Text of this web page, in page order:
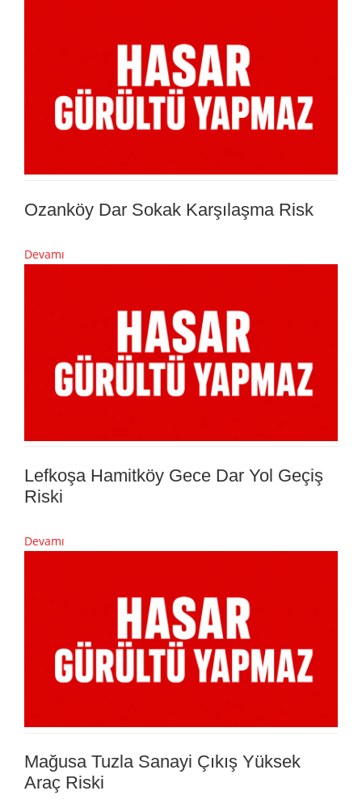
Ozanköy Dar Sokak Karşılaşma Risk
Devamı
Lefkoşa Hamitköy Gece Dar Yol Geçiş
Riski
Devamı
Mağusa Tuzla Sanayi Çıkış Yüksek
Araç Riski